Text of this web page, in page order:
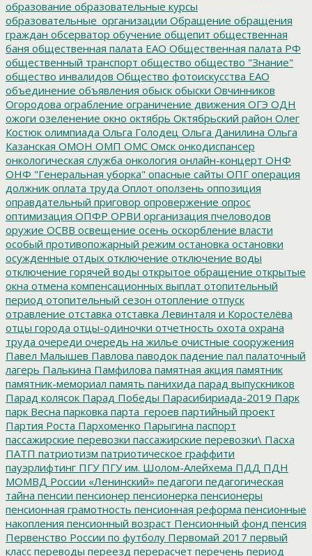
образование образовательные курсы
образовательные_организации Обращение обращения
граждан обсерватор обучение общепит общественная
баня общественная палата ЕАО Общественная палата РФ
общественный транспорт общество общество "Знание"
общество инвалидов Общество фотоискусства ЕАО
объединение объявления обыск обыски Овчинников
Огородова ограбление ограничение движения ОГЭ ОДН
ожоги озеленение окно октябрь Октябрьский район Олег
Костюк олимпиада Ольга Голодец Ольга Данилина Ольга
Казанская ОМОН ОМП ОМС Омск онкодиспансер
онкологическая служба онкология онлайн-концерт ОНФ
ОНФ "Генеральная уборка" опасные сайты ОПГ операция
должник оплата труда Оплот оползень оппозиция
оправдательный приговор опровержение опрос
оптимизация ОПФР ОРВИ организация пчеловодов
оружие ОСВВ освещение осень оскорбление власти
особый противопожарный режим остановка остановки
осужденные отдых отключение отключение воды
отключение горячей воды открытое обращение открытые
окна отмена компенсационных выплат отопительный
период отопительный сезон отопление отпуск
отравление отставка отставка Левинталя и Коростелёва
отцы города отцы-одиночки отчетность охота охрана
труда очереди очередь на жилье очистные сооружения
Павел Малышев Павлова паводок падение пал палаточный
лагерь Палькина Памфилова памятная акция памятник
памятник-мемориал память панихида парад выпускников
Парад колясок Парад Победы Парасибириада-2019 Парк
парк Весна парковка парта_героев партийный проект
Партия Роста Пархоменко Парыгина паспорт
пассажирские перевозки пассажирские перевозки\ Пасха
ПАТП патриотизм патриотическое граффити
пауэрлифтинг ПГУПГУ им. Шолом-Алейхема ПДД ПДН
МОМВД России «Ленинский» педагоги педагогическая
тайна пенсии пенсионер пенсионерка пенсионеры
пенсионная грамотность пенсионная реформа пенсионные
накопления пенсионный возраст Пенсионный фонд пенсия
Первенство России по футболу Первомай 2017 первый
класс переводы переезд перерасчет перечень период